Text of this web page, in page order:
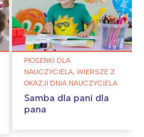
PIOSENKI DLA
NAUCZYCIELA, WIERSZE Z
OKAZJI DNIA NAUCZYCIELA
Samba dla pani dla
pana